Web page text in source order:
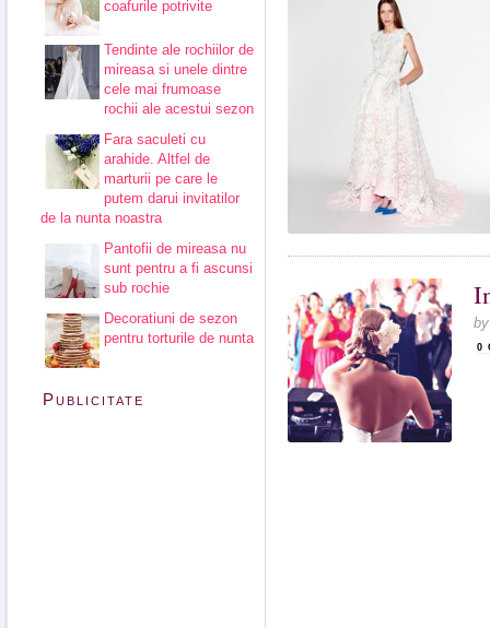
0
coafurile potrivite
Tendinte ale rochiilor de
mireasa si unele dintre
cele mai frumoase
rochii ale acestui sezon
Fara saculeti cu
arahide. Altfel de
marturii pe care le
putem darui invitatilor
de la nunta noastra
Pantofii de mireasa nu
sunt pentru a fi ascunsi
sub rochie
Decoratiuni de sezon
pentru torturile de nunta
Publicitate